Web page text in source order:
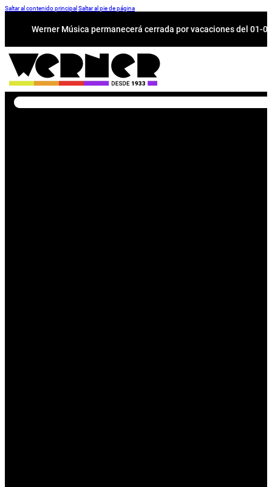
Saltar al contenido principal Saltar al pie de página
Werner Música permanecerá cerrada por vacaciones del 01-
Buscar